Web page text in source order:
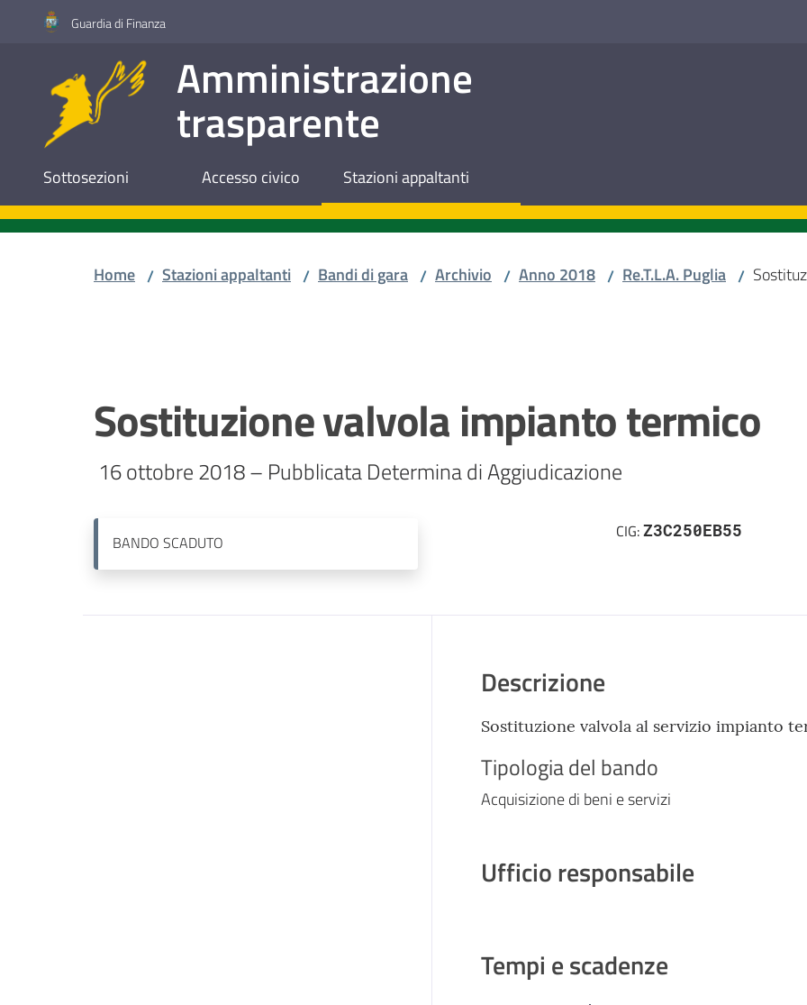
Vai al contenuto
Vai alla navigazione
Vai al footerGuardia di Finanza
Amministrazione
trasparente
Sottosezioni Accesso civico Stazioni appaltanti
Home / Stazioni appaltanti / Bandi di gara / Archivio / Anno 2018 / Re.T.L.A. Puglia /
Sostituzione valvola impianto termico
16 ottobre 2018 – Pubblicata Determina di Aggiudicazione
BANDO SCADUTO
CIG:Z3C250EB55
Descrizione
Sostituzione valvola al servizio impianto
Tipologia del bando
Acquisizione di beni e servizi
Ufficio responsabile
Tempi e scadenze